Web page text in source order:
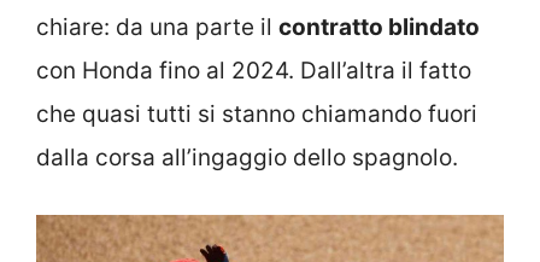
chiare: da una parte il contratto blindato
con Honda fino al 2024. Dall’altra il fatto
che quasi tutti si stanno chiamando fuori
dalla corsa all’ingaggio dello spagnolo.